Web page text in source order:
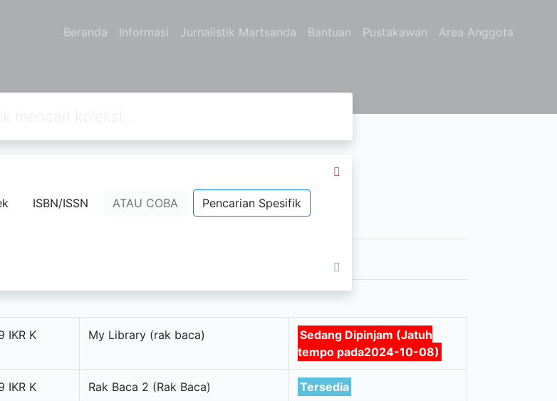
Beranda Informasi Jurnalistik Martsanda Bantuan Pustakawan Area Anggota
ISBN/ISSN ATAU COBA Pencarian Spesifik
Rakyat Nusantara
IKR K My Library (rak baca)
Sedang Dipinjam (Jatuh
tempo pada2024-10-08)
IKR K Rak Baca 2 (Rak Baca) Tersedia